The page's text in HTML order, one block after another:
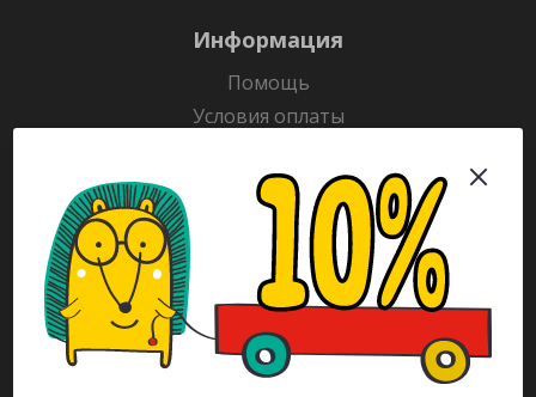
Информация
Помощь
Условия оплаты
Гарантия на товар
Раскраски
Рекламодателям
Каталог
Будьте всегда в курсе!